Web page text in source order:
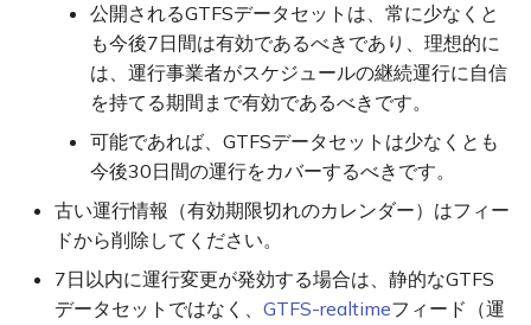
GTFS データフィードがこ
れらのベストプラクティス
に準拠していないことに気
いですか？
どのように参加できます
か？
このドキュメントについて
公開されるGTFSデータセットは、常に少なくと
も今後7日間は有効であるべきであり、理想的に
は、運行事業者がスケジュールの継続運行に自信
を持てる期間まで有効であるべきです。
可能であれば、GTFSデータセットは少なくとも
今後30日間の運行をカバーするべきです。
古い運行情報（有効期限切れのカレンダー）はフィー
ドから削除してください。
7日以内に運行変更が発効する場合は、静的なGTFS
データセットではなく、 GTFS-realtimeフィード（運